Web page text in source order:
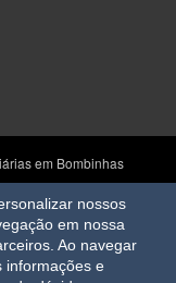
nossos
em nossa
Ao navegar
informações e
em Bombinhas